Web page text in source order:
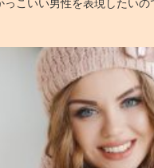
こいい男性を表現したいの